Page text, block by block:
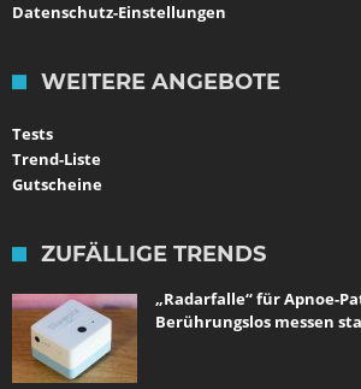
Datenschutz-Einstellungen
WEITERE ANGEBOTE
Tests
Trend-Liste
Gutscheine
ZUFÄLLIGE TRENDS
„Radarfalle“ für Apnoe-
Berührungslos messen